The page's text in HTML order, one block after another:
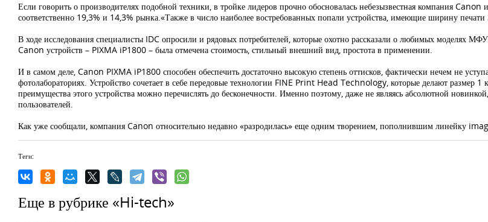
Если говорить о производителях подобной техники, в тройке лидеров прочно обосновалась небезызвестная компания
соответственно 19,3% и 14,3% рынка.«Также в число наиболее востребованных попали устройства, имеющие ширину
В ходе исследования специалисты IDC опросили и рядовых потребителей, которые охотно рассказали о любимых моделях
Canon устройств – PIXMA iP1800 – была отмечена стоимость, стильный внешний вид, простота в применении.
И в самом деле, Canon PIXMA iP1800 способен обеспечить достаточно высокую степень оттисков, фактически нечем не
фотолабораториях. Устройство сочетает в себе передовые технологии FINE Print Head Technology, которые делают размер
преимущества этого устройства можно перечислять до бесконечности. Именно поэтому, даже не являясь абсолютной
пользователей.
Как уже сообщали, компания Canon относительно недавно «разродилась» еще одним творением, пополнившим линейку
Теги:
Еще в рубрике «Hi-tech»